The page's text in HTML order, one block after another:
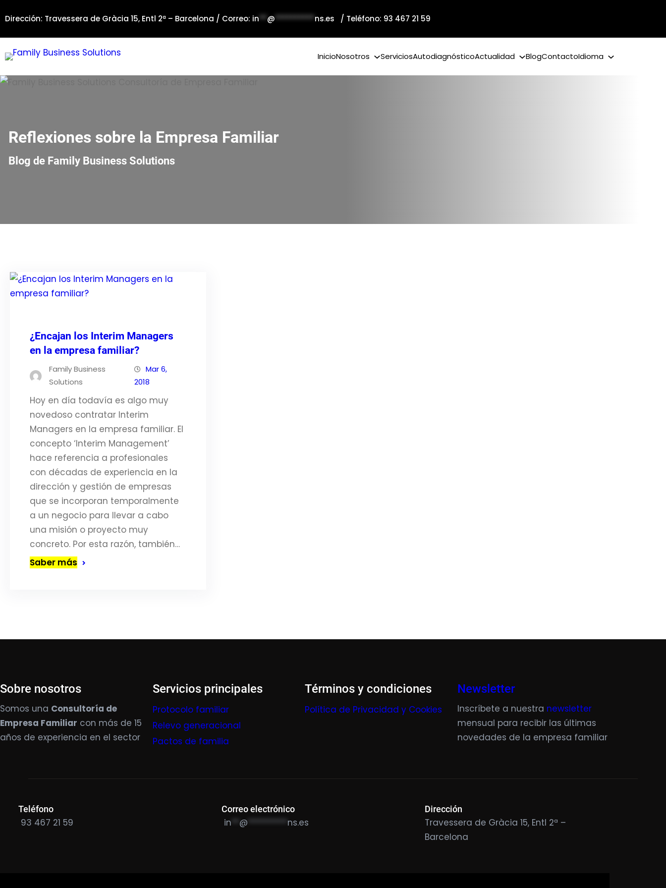
al
contenido
Dirección: Travessera de Gràcia 15, Entl 2ª – Barcelona / Correo: in**@**********ns.es / Teléfono: 93 467 21 59
InicioNosotros ServiciosAutodiagnósticoActualidad BlogContactoIdioma
Reflexiones sobre la Empresa Familiar
Blog de Family Business Solutions
¿Encajan los Interim Managers
en la empresa familiar?
Family Business
Solutions
Mar 6,
2018
Hoy en día todavía es algo muy
novedoso contratar Interim
Managers en la empresa familiar. El
concepto ‘Interim Management’
hace referencia a profesionales
con décadas de experiencia en la
dirección y gestión de empresas
que se incorporan temporalmente
a un negocio para llevar a cabo
una misión o proyecto muy
concreto. Por esta razón, también…
Saber más
Sobre nosotros
Somos una Consultoría de
Empresa Familiar con más de 15
años de experiencia en el sector
Servicios principales
Protocolo familiar
Relevo generacional
Pactos de familia
Términos y condiciones
Política de Privacidad y Cookies
Newsletter
Inscríbete a nuestra newsletter
mensual para recibir las últimas
novedades de la empresa familiar
Teléfono
93 467 21 59
Correo electrónico
in @ ********** ns.es
Dirección
Travessera de Gràcia 15, Entl 2ª –
Barcelona